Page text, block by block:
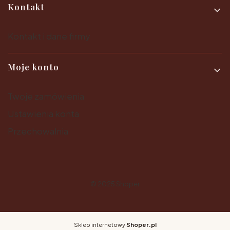
Kontakt
Moje konto
Sklep internetowy Shoper.pl